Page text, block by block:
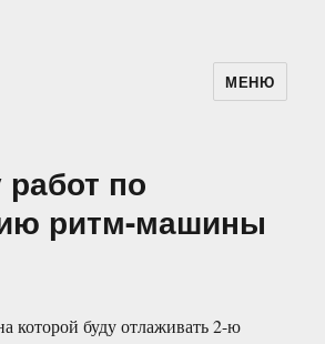
МЕНЮ
по
ритм-машины
которой буду отлаживать 2-ю